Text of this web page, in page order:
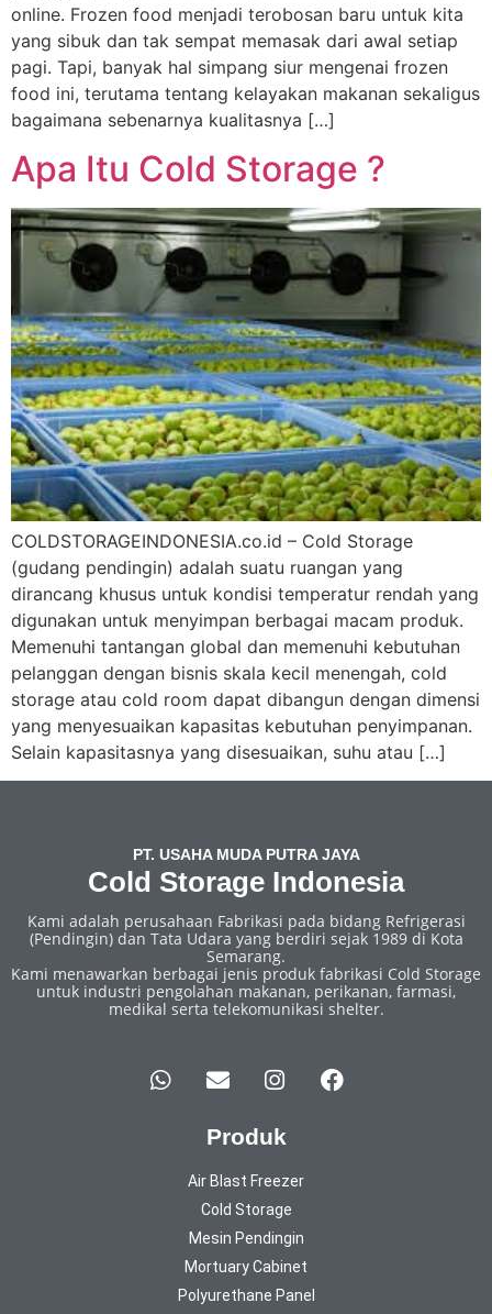
online. Frozen food menjadi terobosan baru untuk kita
yang sibuk dan tak sempat memasak dari awal setiap
pagi. Tapi, banyak hal simpang siur mengenai frozen
food ini, terutama tentang kelayakan makanan sekaligus
bagaimana sebenarnya kualitasnya […]
Apa Itu Cold Storage ?
COLDSTORAGEINDONESIA.co.id – Cold Storage
(gudang pendingin) adalah suatu ruangan yang
dirancang khusus untuk kondisi temperatur rendah yang
digunakan untuk menyimpan berbagai macam produk.
Memenuhi tantangan global dan memenuhi kebutuhan
pelanggan dengan bisnis skala kecil menengah, cold
storage atau cold room dapat dibangun dengan dimensi
yang menyesuaikan kapasitas kebutuhan penyimpanan.
Selain kapasitasnya yang disesuaikan, suhu atau […]
PT. USAHA MUDA PUTRA JAYA
Cold Storage Indonesia
Kami adalah perusahaan Fabrikasi pada bidang Refrigerasi
(Pendingin) dan Tata Udara yang berdiri sejak 1989 di Kota
Semarang.
Kami menawarkan berbagai jenis produk fabrikasi Cold Storage
untuk industri pengolahan makanan, perikanan, farmasi,
medikal serta telekomunikasi shelter.
Produk
Air Blast Freezer
Cold Storage
Mesin Pendingin
Mortuary Cabinet
Polyurethane Panel